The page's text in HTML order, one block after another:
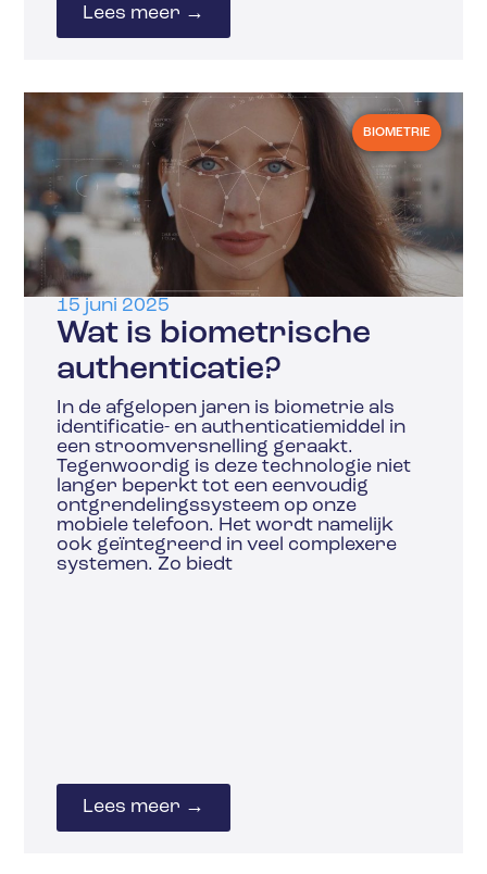
Lees meer →
BIOMETRIE
15 juni 2025
Wat is biometrische
authenticatie?
In de afgelopen jaren is biometrie als
identificatie- en authenticatiemiddel in
een stroomversnelling geraakt.
Tegenwoordig is deze technologie niet
langer beperkt tot een eenvoudig
ontgrendelingssysteem op onze
mobiele telefoon. Het wordt namelijk
ook geïntegreerd in veel complexere
systemen. Zo biedt
Lees meer →